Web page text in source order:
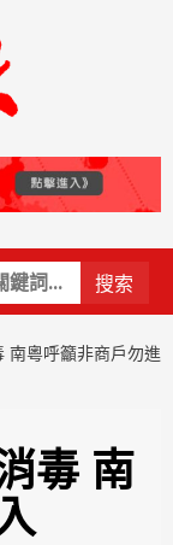
南粵呼籲非商戶勿進
毒 南